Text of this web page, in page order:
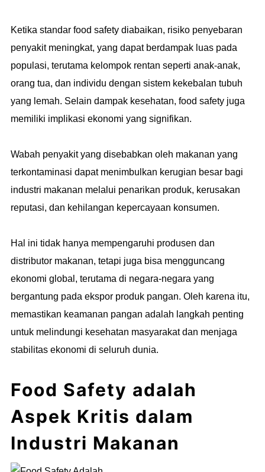
Ketika standar food safety diabaikan, risiko penyebaran
penyakit meningkat, yang dapat berdampak luas pada
populasi, terutama kelompok rentan seperti anak-anak,
orang tua, dan individu dengan sistem kekebalan tubuh
yang lemah. Selain dampak kesehatan, food safety juga
memiliki implikasi ekonomi yang signifikan.
Wabah penyakit yang disebabkan oleh makanan yang
terkontaminasi dapat menimbulkan kerugian besar bagi
industri makanan melalui penarikan produk, kerusakan
reputasi, dan kehilangan kepercayaan konsumen.
Hal ini tidak hanya mempengaruhi produsen dan
distributor makanan, tetapi juga bisa mengguncang
ekonomi global, terutama di negara-negara yang
bergantung pada ekspor produk pangan. Oleh karena itu,
memastikan keamanan pangan adalah langkah penting
untuk melindungi kesehatan masyarakat dan menjaga
stabilitas ekonomi di seluruh dunia.
Food Safety adalah
Aspek Kritis dalam
Industri Makanan